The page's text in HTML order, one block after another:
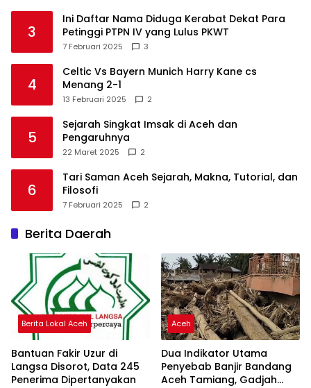
3
Ini Daftar Nama Diduga Kerabat Dekat Para
Petinggi PTPN IV yang Lulus PKWT
7 Februari 2025 3
4
Celtic Vs Bayern Munich Harry Kane cs
Menang 2-1
13 Februari 2025 2
5
Sejarah Singkat Imsak di Aceh dan
Pengaruhnya
22 Maret 2025 2
6
Tari Saman Aceh Sejarah, Makna, Tutorial, dan
Filosofi
7 Februari 2025 2
Berita Daerah
Berita Lokal Aceh
Bantuan Fakir Uzur di
Langsa Disorot, Data 245
Penerima Dipertanyakan
Aceh
Dua Indikator Utama
Penyebab Banjir Bandang
Aceh Tamiang, Gadjah